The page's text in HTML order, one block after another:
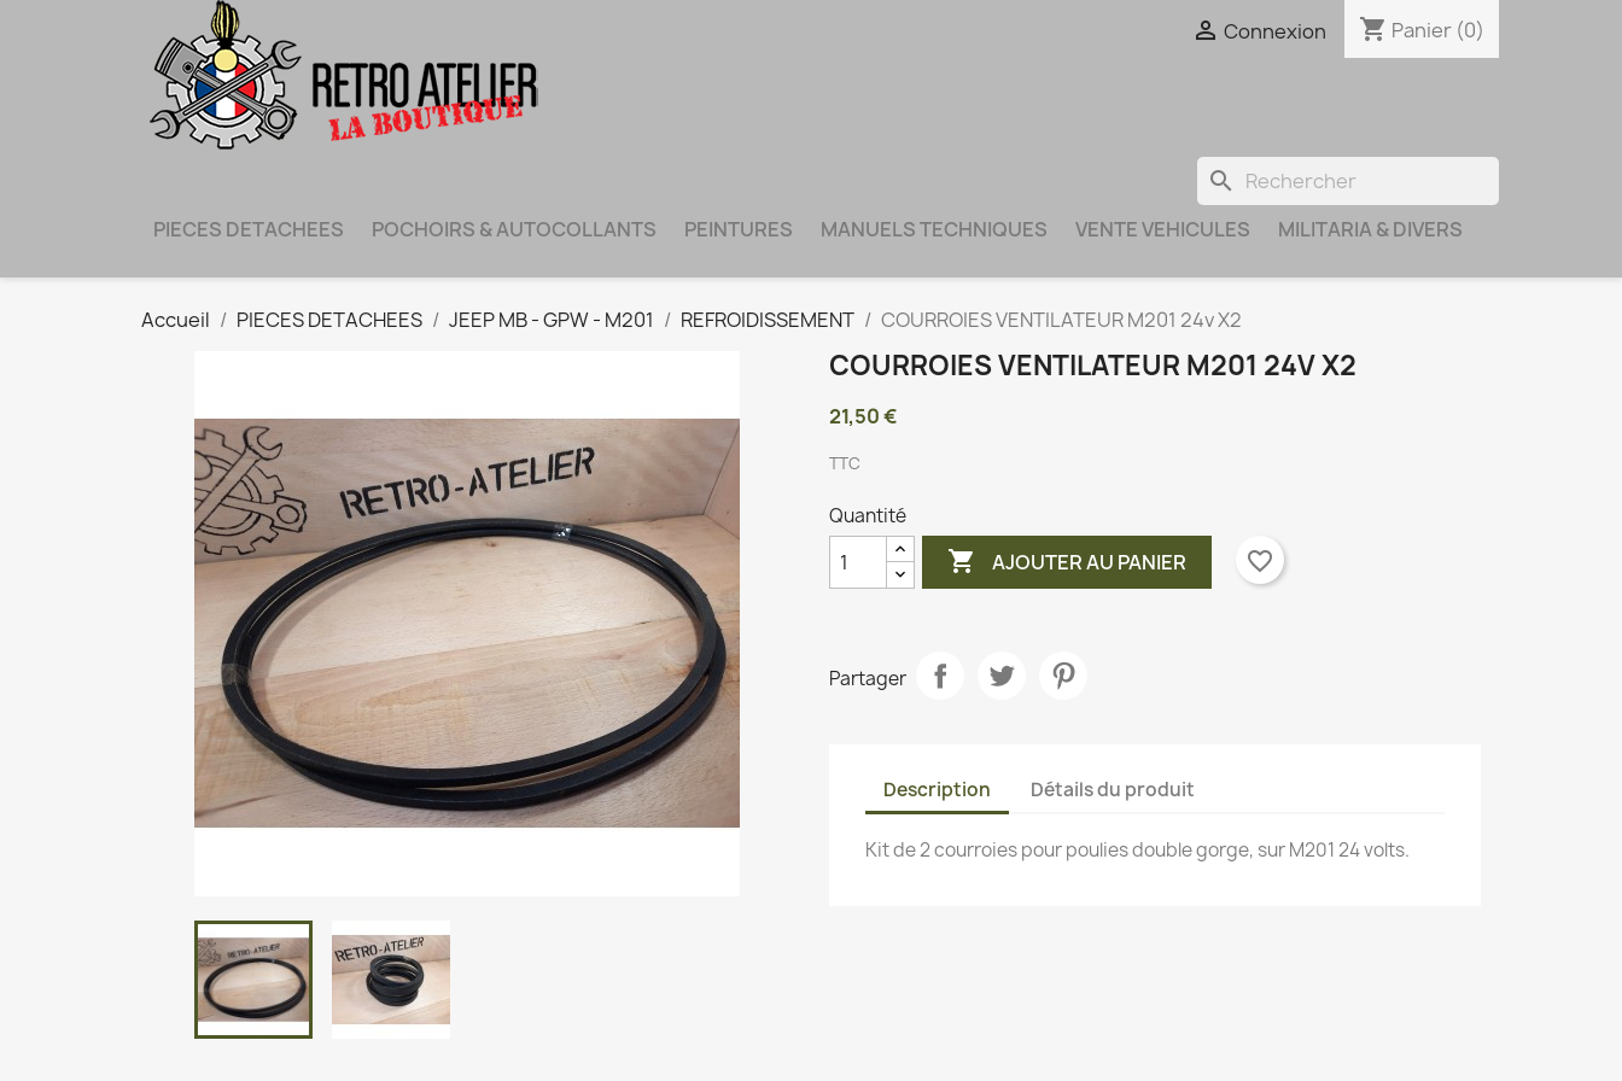
 Connexion shopping_cart Panier (0)
search
PIECES DETACHEES POCHOIRS & AUTOCOLLANTS PEINTURES MANUELS TECHNIQUES VENTE VEHICULES MILITARIA & DIVERS
Accueil PIECES DETACHEES JEEP MB - GPW - M201 REFROIDISSEMENT COURROIES VENTILATEUR M201 24v X2
COURROIES VENTILATEUR M201 24V X2
21,50 €
TTC
Quantité
 AJOUTER AU PANIER favorite_border
Partager
Description Détails du produit
Kit de 2 courroies pour poulies double gorge, sur M201 24 volts.